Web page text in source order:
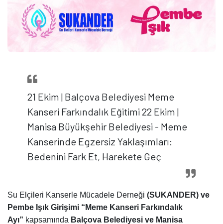
21 Ekim | Balçova Belediyesi Meme
Kanseri Farkındalık Eğitimi 22 Ekim |
Manisa Büyükşehir Belediyesi - Meme
Kanserinde Egzersiz Yaklaşımları:
Bedenini Fark Et, Harekete Geç
Su Elçileri Kanserle Mücadele Derneği (SUKANDER) ve
Pembe Işık Girişimi “Meme Kanseri Farkındalık
Ayı” kapsamında Balçova Belediyesi ve Manisa